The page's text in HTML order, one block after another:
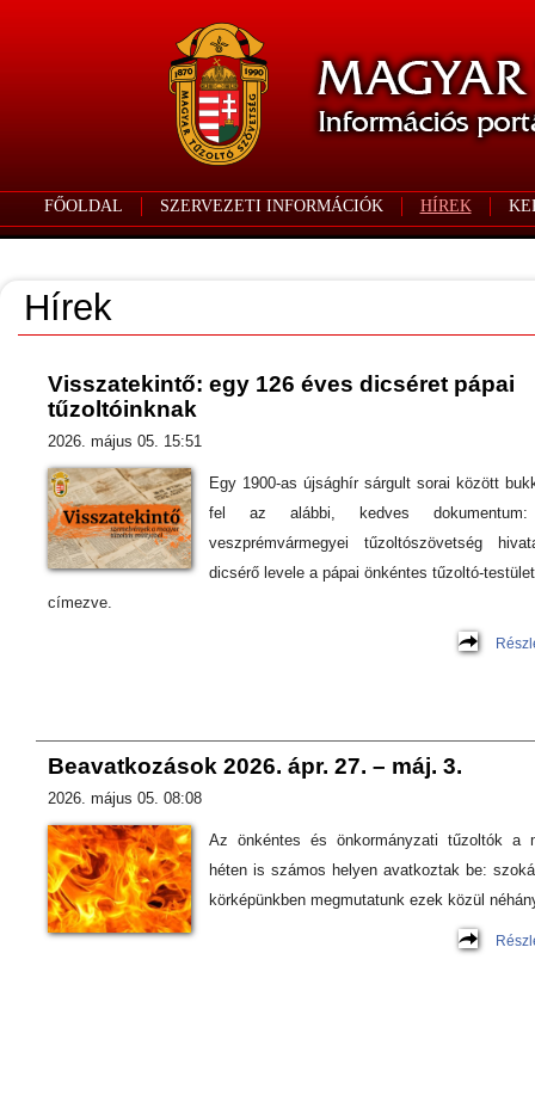
FŐOLDAL SZERVEZETI INFORMÁCIÓK HÍREK
Hírek
Visszatekintő: egy 126 éves dicséret pápai
tűzoltóinknak
2026. május 05. 15:51
Egy 1900-as újsághír sárgult sorai között
fel az alábbi, kedves
veszprémvármegyei tűzoltószövetség
dicsérő levele a pápai önkéntes tűzoltó-
címezve.
Beavatkozások 2026. ápr. 27. – máj. 3.
2026. május 05. 08:08
Az önkéntes és önkormányzati tűzoltók a
héten is számos helyen avatkoztak be:
körképünkben megmutatunk ezek közül